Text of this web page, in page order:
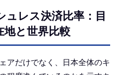
ュレス決済比率：目
地と世界比較
アだけでなく、日本全体のキ